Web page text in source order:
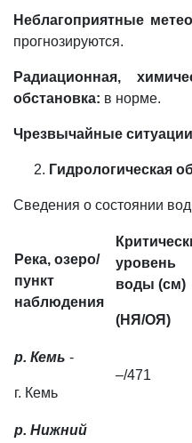
Неблагоприятные
прогнозируются.
Радиационная,
обстановка: в норме.
Чрезвычайные ситуации
Гидрологическая
Сведения о состоянии
Река, озеро/
пункт
наблюдения
уровень
воды (см)
(НЯ/ОЯ)
р. Кемь -
г. Кемь
–/471
р. Нижний